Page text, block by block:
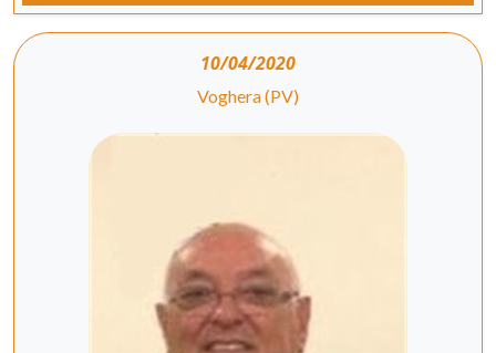
10/04/2020
Voghera (PV)